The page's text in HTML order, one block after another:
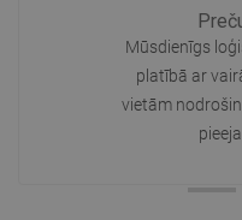
Mūsdienīgs
platībā ar
vietām